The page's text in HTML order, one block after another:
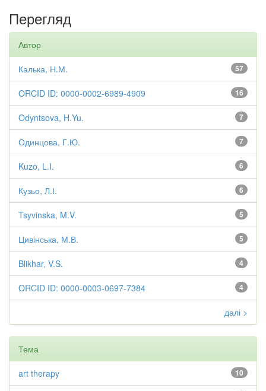
Перегляд
Автор
57
Калька, Н.М.
16
ORCID ID: 0000-0002-6989-4909
7
Odyntsova, H.Yu.
7
Одинцова, Г.Ю.
6
Kuzo, L.I.
6
Кузьо, Л.І.
5
Tsyvinska, M.V.
5
Цивінська, М.В.
4
Blikhar, V.S.
4
ORCID ID: 0000-0003-0697-7384
далі >
Тема
10
art therapy